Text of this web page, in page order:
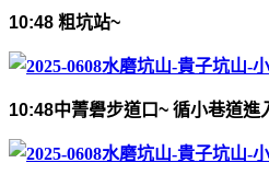
10:48 粗坑站~
10:48中菁礐步道口~ 循小巷道進